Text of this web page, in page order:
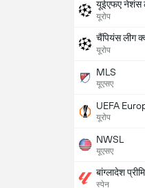
यूईएफए नेशंस
यूरोप
चैंपियंस लीग
यूरोप
MLS
यूएसए
UEFA
यूरोप
NWSL
यूएसए
बांग्लादेश
स्पेन